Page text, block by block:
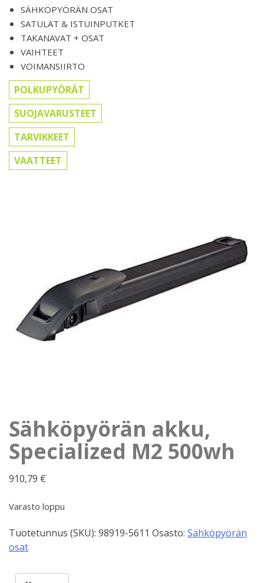
SÄHKÖPYÖRÄN OSAT
SATULAT & ISTUINPUTKET
TAKANAVAT + OSAT
VAIHTEET
VOIMANSIIRTO
POLKUPYÖRÄT
SUOJAVARUSTEET
TARVIKKEET
VAATTEET
Sähköpyörän akku,
Specialized M2 500wh
910,79 €
Varasto loppu
Tuotetunnus (SKU): 98919-5611 Osasto: Sähköpyörän
osat